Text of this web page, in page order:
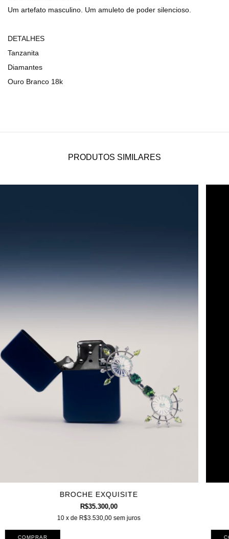
Um artefato masculino. Um amuleto de poder silencioso.
DETALHES
Tanzanita
Diamantes
Ouro Branco 18k
PRODUTOS SIMILARES
BROCHE EXQUISITE
R$35.300,00
10 x de R$3.530,00 sem juros